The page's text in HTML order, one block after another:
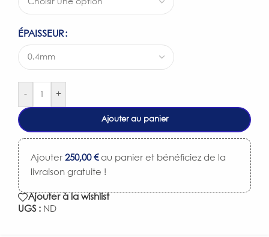
ÉPAISSEUR
- +
Ajouter au panier
Ajouter 250,00 €au panier et bénéficiez de la
livraison gratuite !
Ajouter à la wishlist
UGS : ND